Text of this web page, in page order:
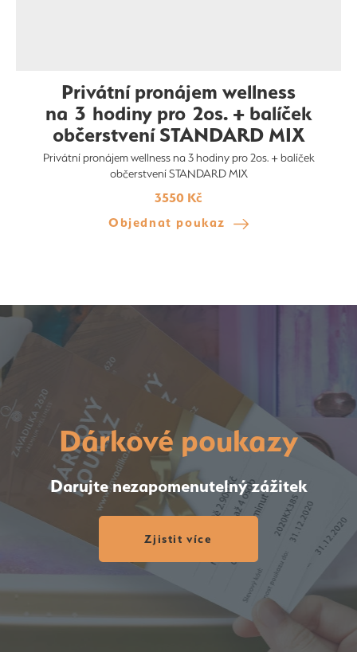
Privátní pronájem wellness
na 3 hodiny pro 2os. + balíček
občerstvení STANDARD MIX
Privátní pronájem wellness na 3 hodiny pro 2os. + balíček
občerstvení STANDARD MIX
3550 Kč
Objednat poukaz
Dárkové poukazy
Darujte nezapomenutelný zážitek
Zjistit více